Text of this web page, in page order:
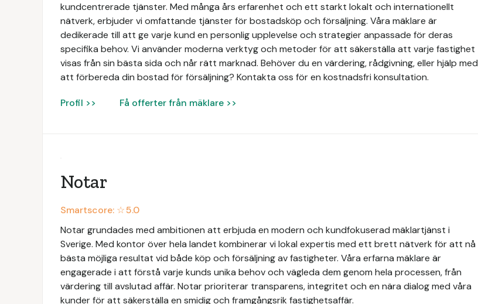
kundcentrerade tjänster. Med många års erfarenhet och ett starkt lokalt och internationellt
nätverk, erbjuder vi omfattande tjänster för bostadsköp och försäljning. Våra mäklare är
dedikerade till att ge varje kund en personlig upplevelse och strategier anpassade för deras
specifika behov. Vi använder moderna verktyg och metoder för att säkerställa att varje fastighet
visas från sin bästa sida och når rätt marknad. Behöver du en värdering, rådgivning, eller hjälp med
att förbereda din bostad för försäljning? Kontakta oss för en kostnadsfri konsultation.
Profil >> Få offerter från mäklare >>
Notar
Smartscore: ☆5.0
Notar grundades med ambitionen att erbjuda en modern och kundfokuserad mäklartjänst i
Sverige. Med kontor över hela landet kombinerar vi lokal expertis med ett brett nätverk för att nå
bästa möjliga resultat vid både köp och försäljning av fastigheter. Våra erfarna mäklare är
engagerade i att förstå varje kunds unika behov och vägleda dem genom hela processen, från
värdering till avslutad affär. Notar prioriterar transparens, integritet och en nära dialog med våra
kunder för att säkerställa en smidig och framgångsrik fastighetsaffär.